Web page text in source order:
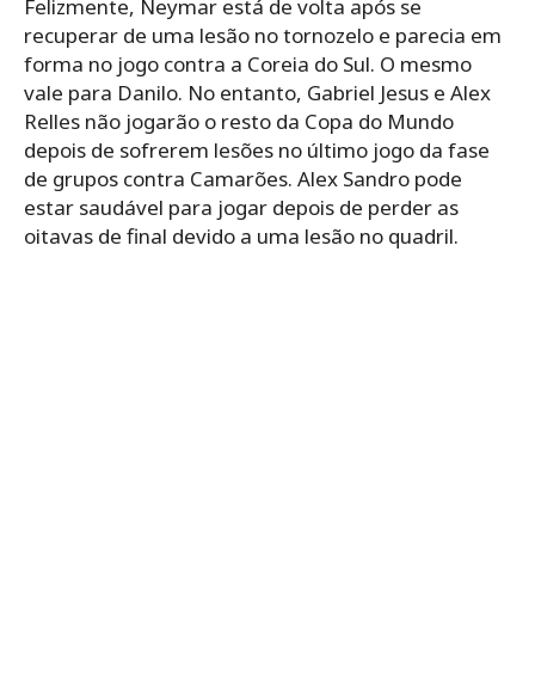
Felizmente, Neymar está de volta após se
recuperar de uma lesão no tornozelo e parecia em
forma no jogo contra a Coreia do Sul. O mesmo
vale para Danilo. No entanto, Gabriel Jesus e Alex
Relles não jogarão o resto da Copa do Mundo
depois de sofrerem lesões no último jogo da fase
de grupos contra Camarões. Alex Sandro pode
estar saudável para jogar depois de perder as
oitavas de final devido a uma lesão no quadril.